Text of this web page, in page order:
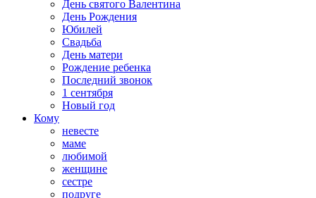
День святого Валентина
День Рождения
Юбилей
Свадьба
День матери
Рождение ребенка
Последний звонок
1 сентября
Новый год
Кому
невесте
маме
любимой
женщине
сестре
подруге